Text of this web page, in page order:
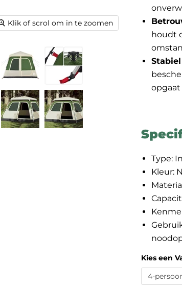
Klik of scrol om in te zoomen
houdt
opgaat
Type:
Kleur:
Kies een
4-